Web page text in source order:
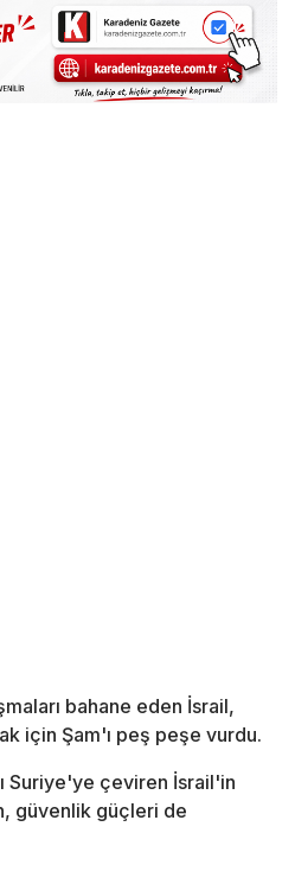
bahane eden İsrail,
için Şam'ı peş peşe vurdu.
Suriye'ye çeviren İsrail'in
güvenlik güçleri de